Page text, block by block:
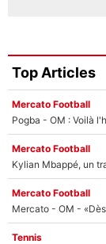
Top Articles
Mercato Football
Pogba - OM : Voilà
Mercato Football
Kylian Mbappé, un
Mercato Football
Tennis